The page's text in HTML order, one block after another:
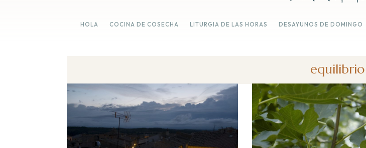
HOLA COCINA DE COSECHA LITURGIA DE LAS HORAS DESAYUNOS DE DOMINGO
equilibrio